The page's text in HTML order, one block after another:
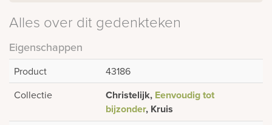
Alles over dit gedenkteken
Eigenschappen
Product
43186
Collectie
Christelijk, Eenvoudig tot
bijzonder, Kruis